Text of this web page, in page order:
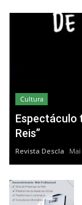
Cultura
Espectáculo
Reis”
Revista Descla Mai